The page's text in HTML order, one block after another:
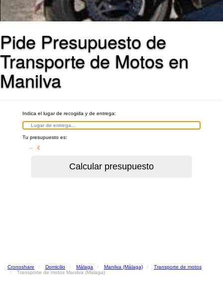
Pide Presupuesto de
Transporte de Motos en
Manilva
Indica el lugar de recogida y de entrega:
Tu presupuesto es:
– €
Cronoshare Domicilio Málaga Manilva (Málaga)
Transporte de motos
Transporte de motos Manilva (Málaga)